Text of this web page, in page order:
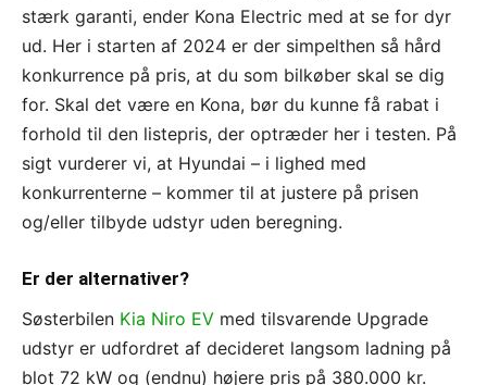
stærk garanti, ender Kona Electric med at se for dyr
ud. Her i starten af 2024 er der simpelthen så hård
konkurrence på pris, at du som bilkøber skal se dig
for. Skal det være en Kona, bør du kunne få rabat i
forhold til den listepris, der optræder her i testen. På
sigt vurderer vi, at Hyundai – i lighed med
konkurrenterne – kommer til at justere på prisen
og/eller tilbyde udstyr uden beregning.
Er der alternativer?
Søsterbilen Kia Niro EV med tilsvarende Upgrade
udstyr er udfordret af decideret langsom ladning på
blot 72 kW og (endnu) højere pris på 380.000 kr.